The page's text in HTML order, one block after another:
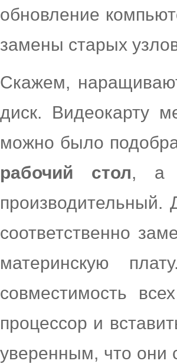
обновление
замены старых
Скажем,
диск. Видеокарту
можно было
рабочий стол, а
производительный.
соответственно
материнскую
совместимость
процессор и
уверенным, что они